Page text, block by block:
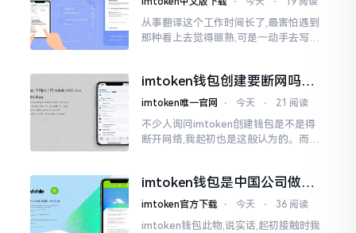
从事翻译这个工作时间长了,最害怕遇到
那种看上去觉得眼熟,可是一动手去写就
imtoken钱包创建要断网吗？
老玩家说说真实情况
imtoken唯一官网 ⋅ 今天 ⋅ 21 阅读
不少人询问imtoken创建钱包是不是得
断开网络,我起初也是这般认为的。而后
人攻击
imtoken钱包是中国公司做的
吗？一文说清楚
imtoken官方下载 ⋅ 今天 ⋅ 36 阅读
imtoken钱包此物,说实话,起初接触时我